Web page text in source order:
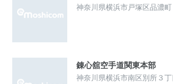
神奈川県横浜市戸塚区品濃町
錬心舘空手道関東本部
神奈川県横浜市南区別所３丁